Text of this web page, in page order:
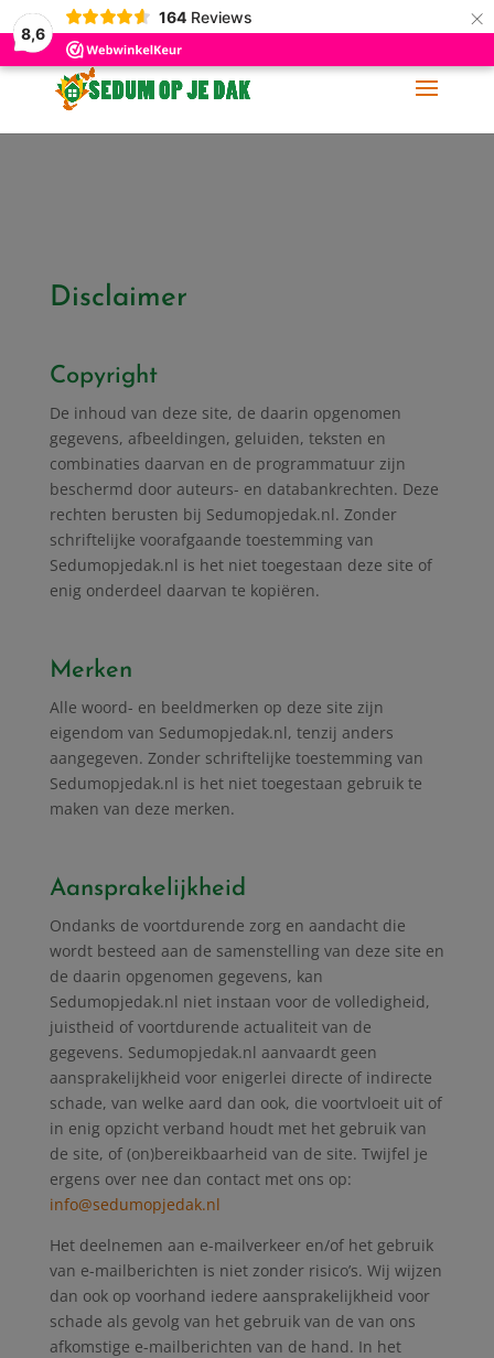
8,6
164 Reviews ×
06-11 88 62 60 info@sedumopjedak.nl
Disclaimer
Copyright
De inhoud van deze site, de daarin opgenomen
gegevens, afbeeldingen, geluiden, teksten en
combinaties daarvan en de programmatuur zijn
beschermd door auteurs- en databankrechten. Deze
rechten berusten bij Sedumopjedak.nl. Zonder
schriftelijke voorafgaande toestemming van
Sedumopjedak.nl is het niet toegestaan deze site of
enig onderdeel daarvan te kopiëren.
Merken
Alle woord- en beeldmerken op deze site zijn
eigendom van Sedumopjedak.nl, tenzij anders
aangegeven. Zonder schriftelijke toestemming van
Sedumopjedak.nl is het niet toegestaan gebruik te
maken van deze merken.
Aansprakelijkheid
Ondanks de voortdurende zorg en aandacht die
wordt besteed aan de samenstelling van deze site en
de daarin opgenomen gegevens, kan
Sedumopjedak.nl niet instaan voor de volledigheid,
juistheid of voortdurende actualiteit van de
gegevens. Sedumopjedak.nl aanvaardt geen
aansprakelijkheid voor enigerlei directe of indirecte
schade, van welke aard dan ook, die voortvloeit uit of
in enig opzicht verband houdt met het gebruik van
de site, of (on)bereikbaarheid van de site. Twijfel je
ergens over nee dan contact met ons op:
info@sedumopjedak.nl
Het deelnemen aan e-mailverkeer en/of het gebruik
van e-mailberichten is niet zonder risico’s. Wij wijzen
dan ook op voorhand iedere aansprakelijkheid voor
schade als gevolg van het gebruik van de van ons
afkomstige e-mailberichten van de hand. In het